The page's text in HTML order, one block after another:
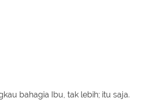
bahagia Ibu, tak lebih; itu saja.